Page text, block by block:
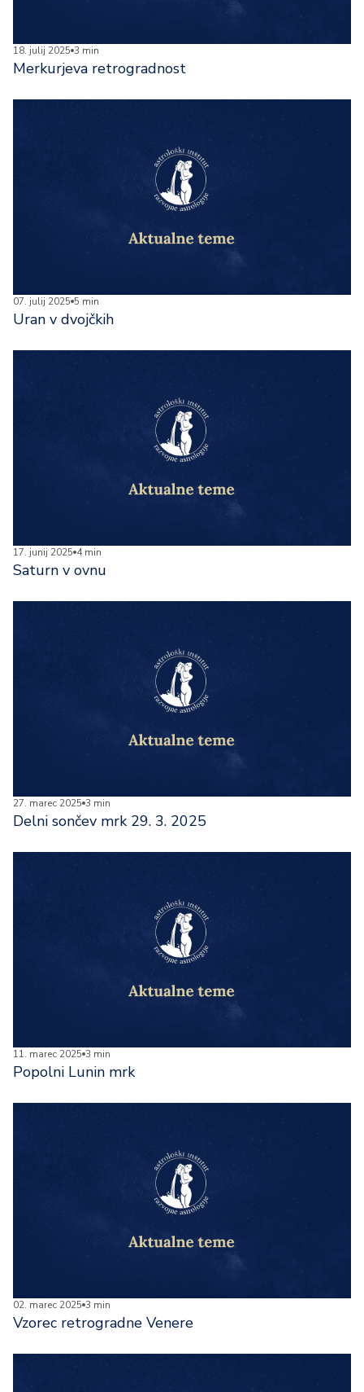
18. julij 2025 3 min
Merkurjeva retrogradnost
07. julij 2025 5 min
Uran v dvojčkih
17. junij 2025 4 min
Saturn v ovnu
27. marec 2025 3 min
Delni sončev mrk 29. 3. 2025
11. marec 2025 3 min
Popolni Lunin mrk
02. marec 2025 3 min
Vzorec retrogradne Venere